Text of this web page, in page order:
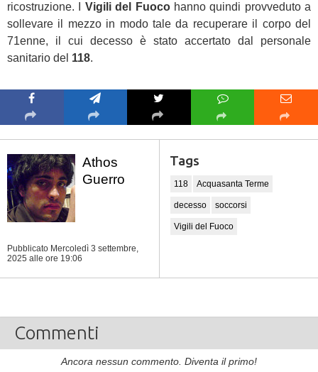
ricostruzione. I Vigili del Fuocohanno quindi provveduto a
sollevare il mezzo in modo tale da recuperare il corpo del
71enne, il cui decesso è stato accertato dal personale
sanitario del 118.
Athos
Guerro
Pubblicato Mercoledì 3 settembre,
2025 alle ore 19:06
Tags
118 Acquasanta Terme
decesso soccorsi
Vigili del Fuoco
Commenti
Ancora nessun commento. Diventa il primo!